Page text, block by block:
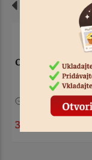
Obrus biely fóliový
137x274 cm
Nedostupné